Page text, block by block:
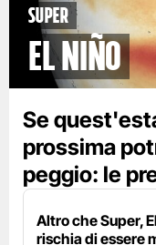
Super
El Niño
Se
prossima
peggio: le
Altro che Super,
rischia di essere